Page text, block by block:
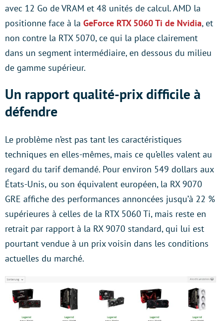
avec 12 Go de VRAM et 48 unités de calcul. AMD la
positionne face à la GeForce RTX 5060 Ti de Nvidia, et
non contre la RTX 5070, ce qui la place clairement
dans un segment intermédiaire, en dessous du milieu
de gamme supérieur.
Un rapport qualité-prix difficile à
défendre
Le problème n’est pas tant les caractéristiques
techniques en elles-mêmes, mais ce qu’elles valent au
regard du tarif demandé. Pour environ 549 dollars aux
États-Unis, ou son équivalent européen, la RX 9070
GRE affiche des performances annoncées jusqu’à 22 %
supérieures à celles de la RTX 5060 Ti, mais reste en
retrait par rapport à la RX 9070 standard, qui lui est
pourtant vendue à un prix voisin dans les conditions
actuelles du marché.